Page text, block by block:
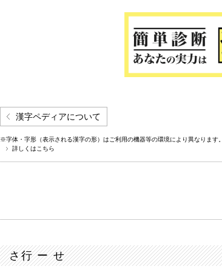
漢字ペディアについて
※字体・字形（表示される漢字の形）はご利用の機器等の環境により異なります。
詳しくはこちら
さ行 ー せ